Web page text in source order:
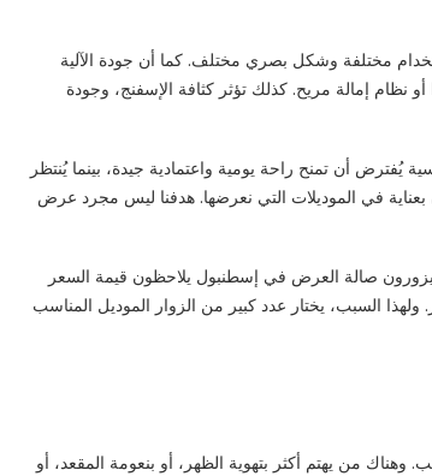
مختلفة وشكل بصري مختلف. كما أن جودة الآلية
نظام إمالة مريح. كذلك تؤثر كثافة الإسفنج، وجودة
أن تمنح راحة يومية واعتمادية جيدة، بينما يُنتظر
بعناية في الموديلات التي نعرضها. هدفنا ليس مجرد عرض
صالة العرض في إسطنبول يلاحظون قيمة السعر
السبب، يختار عدد كبير من الزوار الموديل المناسب
من يهتم أكثر بتهوية الظهر، أو بنعومة المقعد، أو